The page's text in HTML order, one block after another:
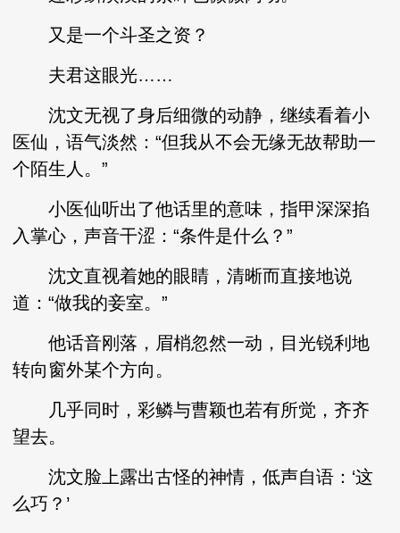
又是一个斗圣之资？
夫君这眼光……
沈文无视了身后细微的动静，继续看着小
医仙，语气淡然：“但我从不会无缘无故帮助一
个陌生人。”
小医仙听出了他话里的意味，指甲深深掐
入掌心，声音干涩：“条件是什么？”
沈文直视着她的眼睛，清晰而直接地说
道：“做我的妾室。”
他话音刚落，眉梢忽然一动，目光锐利地
转向窗外某个方向。
几乎同时，彩鳞与曹颖也若有所觉，齐齐
望去。
沈文脸上露出古怪的神情，低声自语：‘这
么巧？’